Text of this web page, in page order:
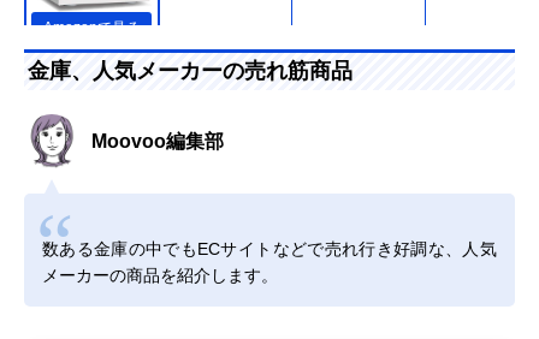
Amazonで見る
Amazonで見る
マスターロック・
1時間耐火金庫
JBS-NT310H
火災発生から1時
提げ金庫 SBX-A6
約幅19.5×奥行
Amazonで見る
エイコー(Eiko) D-
金庫、人気メーカーの売れ筋商品
Moovoo編集部
数ある金庫の中でもECサイトなどで売れ行き好調な、人気
メーカーの商品を紹介します。